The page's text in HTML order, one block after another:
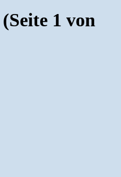
(Seite 1 von